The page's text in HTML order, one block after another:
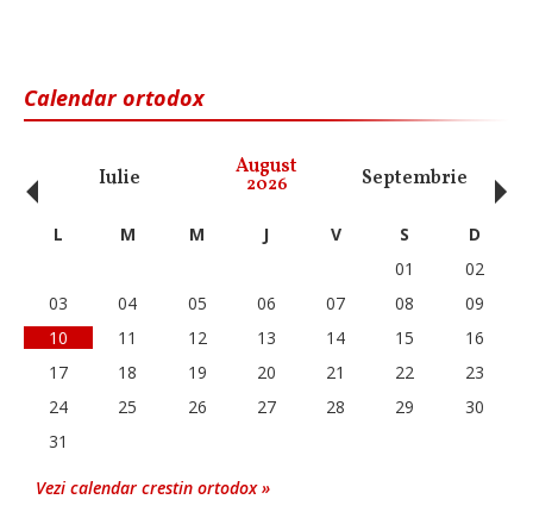
Calendar ortodox
Iulie August
2026 Septembrie
‹ L M M J V S
D
01
02
03
04 05 06 07 08
09
10
11 12 13 14 15
16
17
18 19 20 21 22
23
24
25 26 27 28 29
30
31
Vezi calendar crestin ortodox »